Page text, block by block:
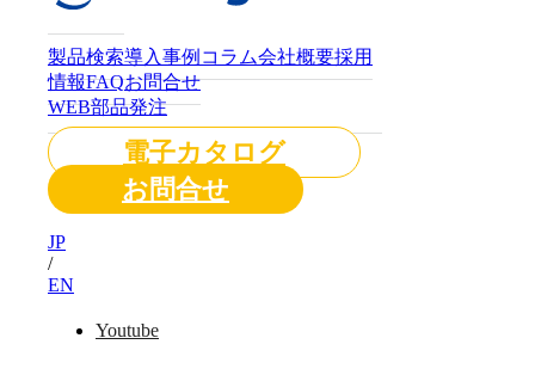
製品検索導入事例 コラム会社概要採用
情報FAQお問合せ
WEB部品発注
電子カタログ
お問合せ
JP
/
EN
Youtube